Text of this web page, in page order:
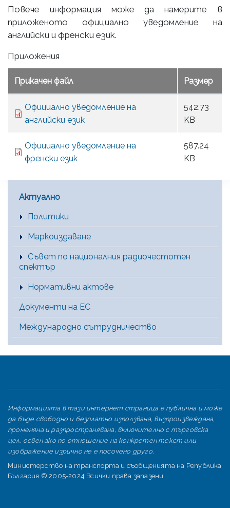
Повече информация може да намерите в
приложеното официално уведомление на
английски и френски език.
Приложения
Прикачен файл Размер
Официално уведомление на
английски език
542.73
KB
Официално уведомление на
френски език
587.24
KB
Main Menu [BG]
Актуално
Политики
Маркоиздаване
Съвет по националния радиочестотен
спектър
Нормативни актове
Документи на ЕС
Международно сътрудничество
Информацията в тази интернет страница е публична и може
да бъде свободно и безплатно използвана, възпроизвеждана,
променяна и разпространявана, включително с търговска
цел, освен ако по отношение на конкретен текст или
изображение изрично не е посочено друго.
Министерство на транспорта и съобщенията на Република
България © 2005-2024 Всички права запазени